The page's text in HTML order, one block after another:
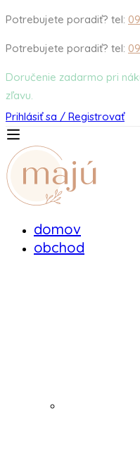
Potrebujete poradiť? tel:
Potrebujete poradiť? tel:
Doručenie zadarmo pri
zľavu.
Prihlásiť sa / Registrovať
domov
obchod